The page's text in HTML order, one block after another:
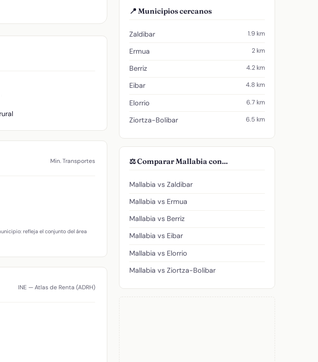
Min. Transportes
refleja el conjunto del área
INE — Atlas de Renta (ADRH)
📍 Municipios cercanos
Zaldibar 1.9 km
Ermua 2 km
Berriz 4.2 km
Eibar 4.8 km
Elorrio 6.7 km
Ziortza-Bolibar 6.5 km
⚖️ Comparar Mallabia con...
Mallabia vs Zaldibar
Mallabia vs Ermua
Mallabia vs Berriz
Mallabia vs Eibar
Mallabia vs Elorrio
Mallabia vs Ziortza-Bolibar